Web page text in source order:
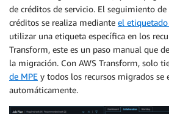
de créditos de servicio. El seguimiento
créditos se realiza mediante el
utilizar una etiqueta específica en los
Transform, este es un paso manual que
la migración. Con AWS Transform, solo
de MPE y todos los recursos migrados se
automáticamente.